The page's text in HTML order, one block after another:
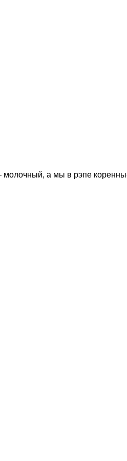
а мы в рэпе